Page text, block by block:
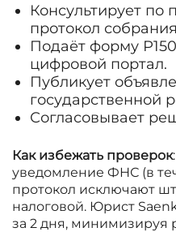
Консультирует по
протокол
Подаёт форму
цифровой портал.
Публикует
государственной
Согласовывает
Как избежать проверок
уведомление ФНС (в
протокол исключают
налоговой. Юрист
за 2 дня, минимизируя